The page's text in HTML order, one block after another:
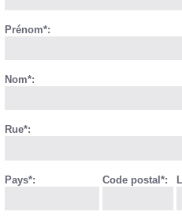
Prénom*:
Nom*:
Rue*:
Pays*: Code postal*: